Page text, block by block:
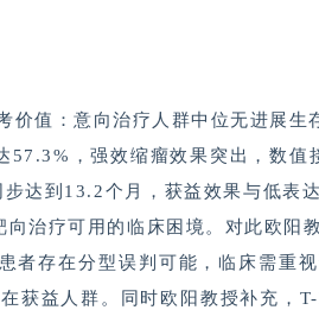
值：意向治疗人群中位无进展生
57.3%，强效缩瘤效果突出，数值
达到13.2个月，获益效果与低表
治疗可用的临床困境。对此欧阳
者存在分型误判可能，临床需重
获益人群。同时欧阳教授补充，